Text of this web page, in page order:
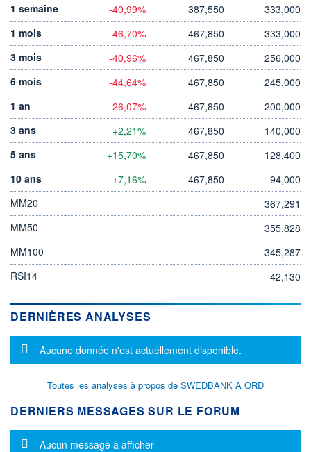
1 semaine
-40,99% 387,550
333,000
1 mois
-46,70% 467,850
333,000
3 mois
-40,96% 467,850
256,000
6 mois
-44,64% 467,850
245,000
1 an
-26,07% 467,850
200,000
3 ans
+2,21% 467,850
140,000
5 ans
+15,70% 467,850
128,400
10 ans
+7,16% 467,850
94,000
MM20
367,291
MM50
355,828
MM100
345,287
RSI14
42,130
DERNIÈRES ANALYSES
Message d'information
Aucune donnée n'est actuellement disponible.
Toutes les analyses à propos de SWEDBANK A ORD
DERNIERS MESSAGES SUR LE FORUM
Message d'information
Aucun message à afficher